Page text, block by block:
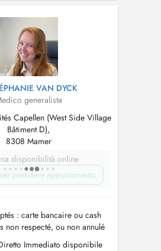
rendez-vous non honoré ou
VAN DYCK
generalista
Capellen (West Side Village
Bâtiment D),
8308 Mamer
disponibilità online
prendere appuntamento
: carte bancaire ou cash
non respecté, ou non annulé
sera facturé
Immediato disponibile